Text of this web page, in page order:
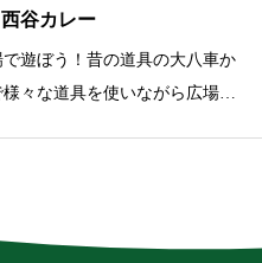
谷カレー
遊ぼう！昔の道具の大八車か
々な道具を使いながら広場で